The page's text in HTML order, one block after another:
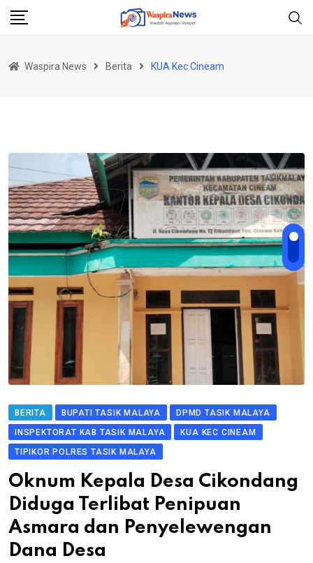
Skip
Waspira News Berita KUA Kec Cineam
BERITA BUPATI TASIK MALAYA
DPMD TASIK MALAYA
INSPEKTORAT KAB TASIK MALAYA
KUA KEC CINEAM
TIPIKOR POLRES TASIK MALAYA
Oknum Kepala Desa Cikondang
Diduga Terlibat Penipuan
Asmara dan Penyelewengan
Dana Desa